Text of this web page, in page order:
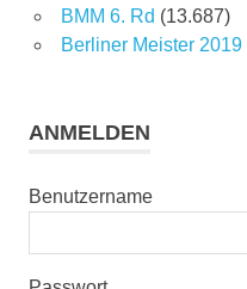
BMM 6. Rd (13.687)
Berliner Meister 2019
ANMELDEN
Benutzername